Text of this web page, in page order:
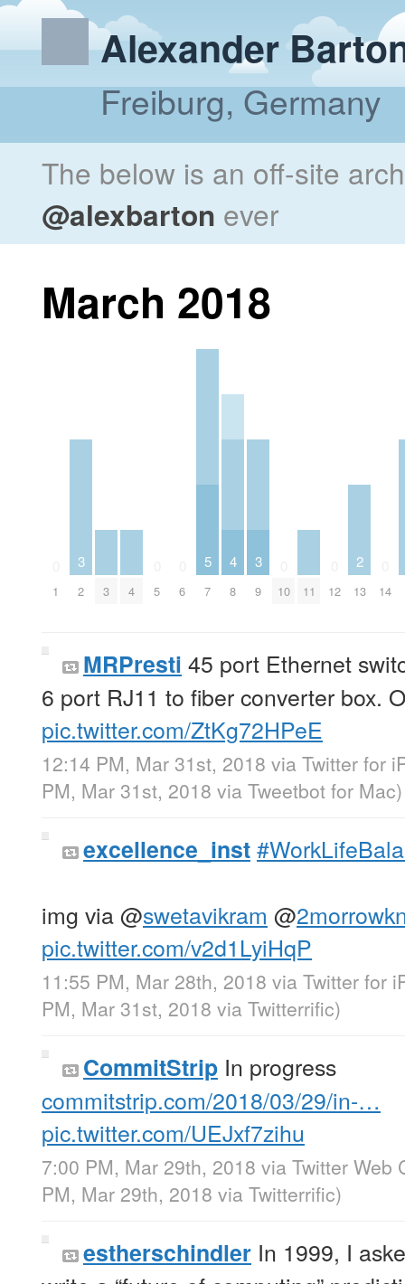
Alexander
Freiburg, Germany
The below is an off-site
@alexbarton ever
March 2018
1
3
2 3 4 5 6
5
7
4
8
3
9 10 11 12
2
13 14
MRPresti 45 port Ethernet
6 port RJ11 to fiber converter box.
pic.twitter.com/ZtKg72HPeE
12:14 PM, Mar 31st, 2018 via Twitter for
PM, Mar 31st, 2018 via Tweetbot for Mac)
excellence_inst
img via@swetavikram @
pic.twitter.com/v2d1LyiHqP
11:55 PM, Mar 28th, 2018 via Twitter for
PM, Mar 31st, 2018 via Twitterrific)
CommitStrip In progress
commitstrip.com/2018/03/29/in-…
pic.twitter.com/UEJxf7zihu
7:00 PM, Mar 29th, 2018 via Twitter Web
PM, Mar 29th, 2018 via Twitterrific)
estherschindler In 1999, I